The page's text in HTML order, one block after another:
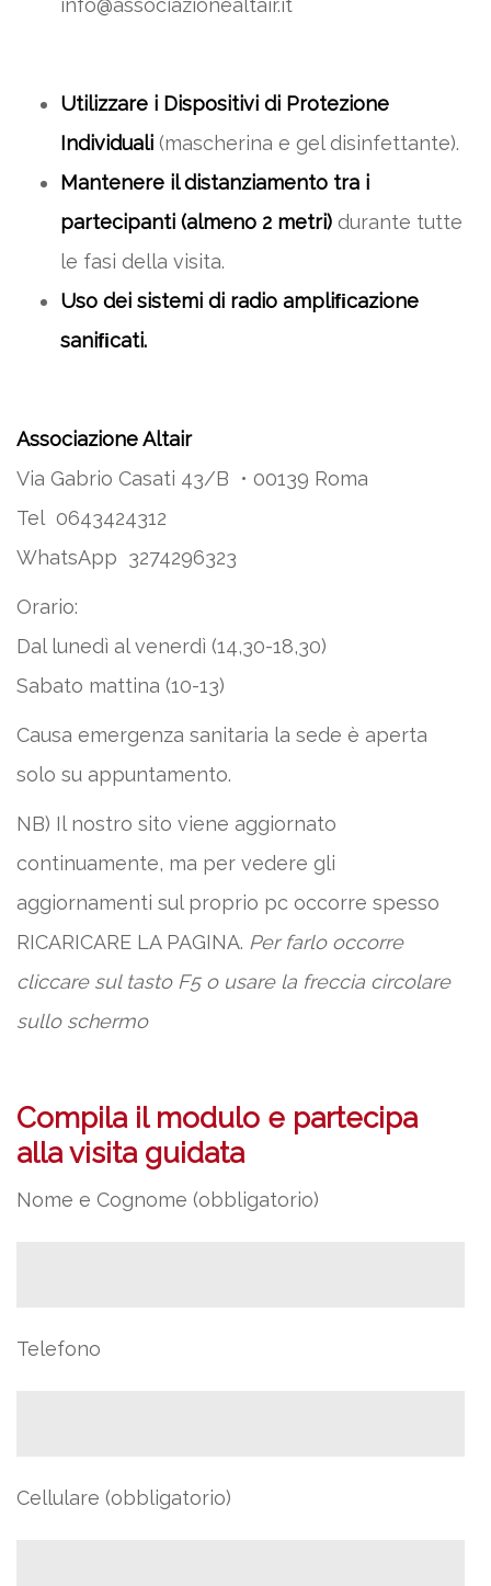
info@associazionealtair.it
Utilizzare i Dispositivi di Protezione
Individuali (mascherina e gel disinfettante).
Mantenere il distanziamento tra i
partecipanti (almeno 2 metri) durante tutte
le fasi della visita.
Uso dei sistemi di radio ampliﬁcazione
saniﬁcati.
Associazione Altair
Via Gabrio Casati 43/B • 00139 Roma
Tel 0643424312
WhatsApp 3274296323
Orario:
Dal lunedì al venerdì (14,30-18,30)
Sabato mattina (10-13)
Causa emergenza sanitaria la sede è aperta
solo su appuntamento.
NB) Il nostro sito viene aggiornato
continuamente, ma per vedere gli
aggiornamenti sul proprio pc occorre spesso
RICARICARE LA PAGINA. Per farlo occorre
cliccare sul tasto F5 o usare la freccia circolare
sullo schermo
Compila il modulo e partecipa
alla visita guidata
Nome e Cognome (obbligatorio)
Telefono
Cellulare (obbligatorio)